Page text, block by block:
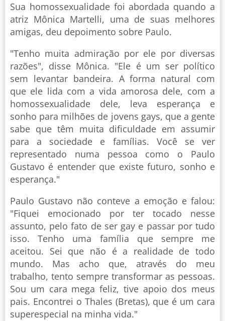
Sua homossexualidade foi abordada quando a
atriz Mônica Martelli, uma de suas melhores
amigas, deu depoimento sobre Paulo.
"Tenho muita admiração por ele por diversas
razões", disse Mônica. "Ele é um ser político
sem levantar bandeira. A forma natural com
que ele lida com a vida amorosa dele, com a
homossexualidade dele, leva esperança e
sonho para milhões de jovens gays, que a gente
sabe que têm muita dificuldade em assumir
para a sociedade e famílias. Você se ver
representado numa pessoa como o Paulo
Gustavo é entender que existe futuro, sonho e
esperança."
Paulo Gustavo não conteve a emoção e falou:
"Fiquei emocionado por ter tocado nesse
assunto, pelo fato de ser gay e passar por tudo
isso. Tenho uma família que sempre me
aceitou. Sei que não é a realidade de todo
mundo. Mas acho que, através do meu
trabalho, tento sempre transformar as pessoas.
Sou um cara mega feliz, tive apoio dos meus
pais. Encontrei o Thales (Bretas), que é um cara
superespecial na minha vida."